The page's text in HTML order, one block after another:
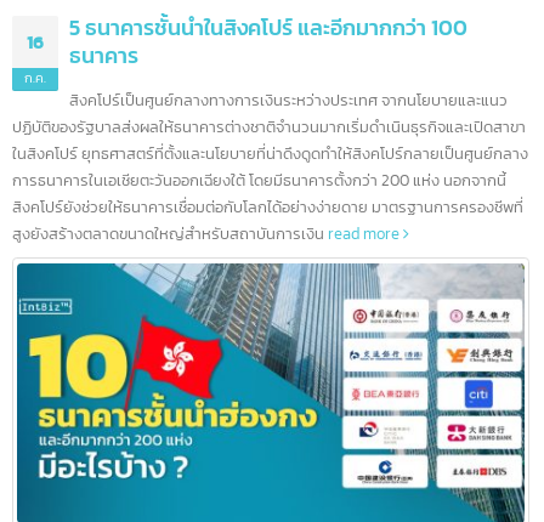
16
ก.ค.
5 ธนาคารชั้นนำในสิงคโปร์ และอีกมากกว่า 100
ธนาคาร
สิงคโปร์เป็นศูนย์กลางทางการเงินระหว่างประเทศ จากนโยบายและแนว
ปฏิบัติของรัฐบาลส่งผลให้ธนาคารต่างชาติจำนวนมากเริ่มดำเนินธุรกิจและเปิดสา
ในสิงคโปร์ ยุทธศาสตร์ที่ตั้งและนโยบายที่น่าดึงดูดทำให้สิงคโปร์กลายเป็นศูนย์กล
การธนาคารในเอเชียตะวันออกเฉียงใต้ โดยมีธนาคารตั้งกว่า 200 แห่ง นอกจากนี้
สิงคโปร์ยังช่วยให้ธนาคารเชื่อมต่อกับโลกได้อย่างง่ายดาย มาตรฐานการครองชี
สูงยังสร้างตลาดขนาดใหญ่สำหรับสถาบันการเงิน read more